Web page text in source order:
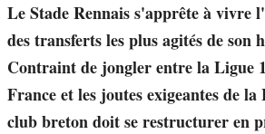
Le Stade Rennais s'apprête à vivre
des transferts les plus agités de son
Contraint de jongler entre la Ligue
France et les joutes exigeantes de
club breton doit se restructurer en